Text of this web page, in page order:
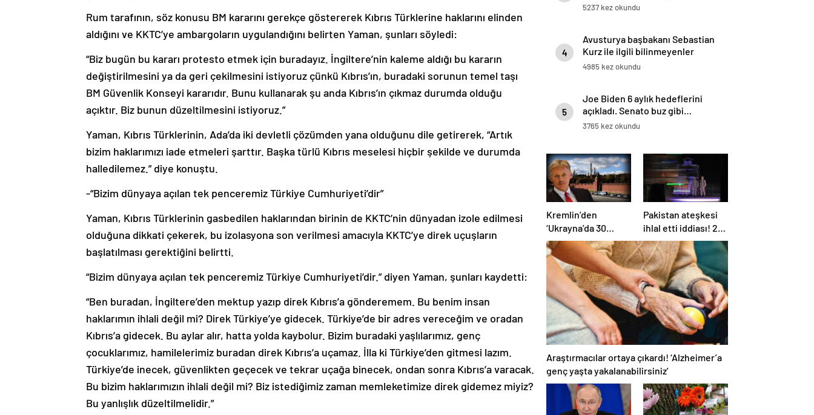
Rum tarafının, söz konusu BM kararını gerekçe göstererek Kıbrıs Türklerine haklarını elinden
aldığını ve KKTC’ye ambargoların uygulandığını belirten Yaman, şunları söyledi:
“Biz bugün bu kararı protesto etmek için buradayız. İngiltere’nin kaleme aldığı bu kararın
değiştirilmesini ya da geri çekilmesini istiyoruz çünkü Kıbrıs’ın, buradaki sorunun temel taşı
BM Güvenlik Konseyi kararıdır. Bunu kullanarak şu anda Kıbrıs’ın çıkmaz durumda olduğu
açıktır. Biz bunun düzeltilmesini istiyoruz.”
Yaman, Kıbrıs Türklerinin, Ada’da iki devletli çözümden yana olduğunu dile getirerek, “Artık
bizim haklarımızı iade etmeleri şarttır. Başka türlü Kıbrıs meselesi hiçbir şekilde ve durumda
halledilemez.” diye konuştu.
-“Bizim dünyaya açılan tek penceremiz Türkiye Cumhuriyeti’dir”
Yaman, Kıbrıs Türklerinin gasbedilen haklarından birinin de KKTC’nin dünyadan izole edilmesi
olduğuna dikkati çekerek, bu izolasyona son verilmesi amacıyla KKTC’ye direk uçuşların
başlatılması gerektiğini belirtti.
“Bizim dünyaya açılan tek penceremiz Türkiye Cumhuriyeti’dir.” diyen Yaman, şunları kaydetti:
“Ben buradan, İngiltere’den mektup yazıp direk Kıbrıs’a gönderemem. Bu benim insan
haklarımın ihlali değil mi? Direk Türkiye’ye gidecek. Türkiye’de bir adres vereceğim ve oradan
Kıbrıs’a gidecek. Bu aylar alır, hatta yolda kaybolur. Bizim buradaki yaşlılarımız, genç
çocuklarımız, hamilelerimiz buradan direk Kıbrıs’a uçamaz. İlla ki Türkiye’den gitmesi lazım.
Türkiye’de inecek, güvenlikten geçecek ve tekrar uçağa binecek, ondan sonra Kıbrıs’a varacak.
Bu bizim haklarımızın ihlali değil mi? Biz istediğimiz zaman memleketimize direk gidemez miyiz?
Bu yanlışlık düzeltilmelidir.”
5237 kez okundu
4
Avusturya başbakanı Sebastian
Kurz ile ilgili bilinmeyenler
4985 kez okundu
5
Joe Biden 6 aylık hedeflerini
açıkladı. Senato buz gibi…
3765 kez okundu
Kremlin’den
‘Ukrayna’da 30
günlük ateşkes’
açıklaması: Bunu
iyice düşünmeliyiz
Pakistan ateşkesi
ihlal etti iddiası! 2
ülkeden 2 farklı
açıklama
Araştırmacılar ortaya çıkardı! ‘Alzheimer’a
genç yaşta yakalanabilirsiniz’